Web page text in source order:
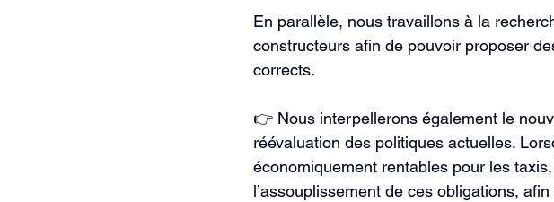
En parallèle, nous travaillons à la
constructeurs afin de pouvoir proposer
corrects.
👉 Nous interpellerons également le
réévaluation des politiques actuelles.
économiquement rentables pour les
l’assouplissement de ces obligations,